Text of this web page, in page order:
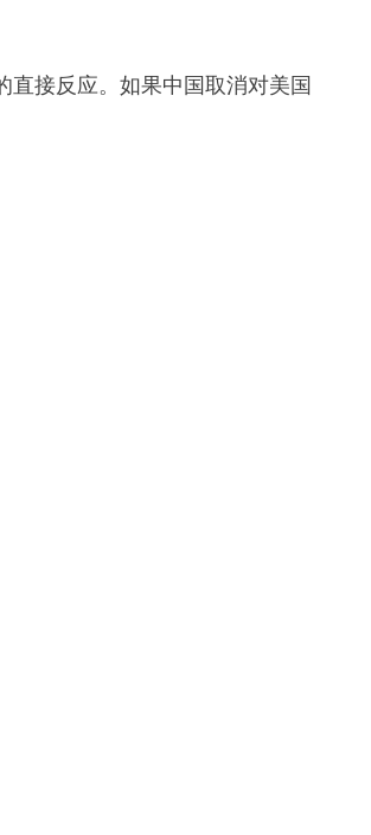
直接反应。如果中国取消对美国